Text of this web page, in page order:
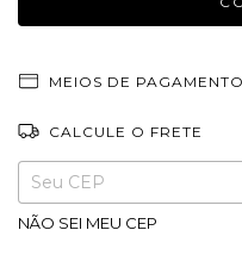
MEIOS DE PAGAMENTO
CALCULE O FRETE
Entregas para o CEP:
NÃO SEI MEU CEP